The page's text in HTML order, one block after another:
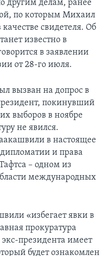
другим делам, ранее
по которым Михаил
свидетеля. Об
известно в
в заявлении
от 28-го июля.
вызван на допрос в
покинувший
выборов в ноябре
не явился.
в настоящее
и права
– одном из
международных
«избегает явки в
прокуратура
экс-президента имеет
будет ознакомлен